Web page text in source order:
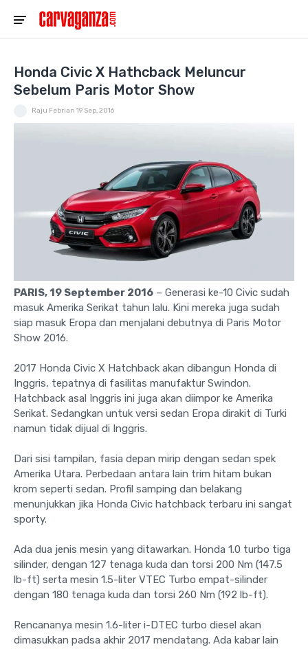
Honda Civic X Hathcback Meluncur
Sebelum Paris Motor Show
Raju Febrian 19 Sep, 2016
PARIS, 19 September 2016 – Generasi ke-10 Civic sudah
masuk Amerika Serikat tahun lalu. Kini mereka juga sudah
siap masuk Eropa dan menjalani debutnya di Paris Motor
Show 2016.
2017 Honda Civic X Hatchback akan dibangun Honda di
Inggris, tepatnya di fasilitas manufaktur Swindon.
Hatchback asal Inggris ini juga akan diimpor ke Amerika
Serikat. Sedangkan untuk versi sedan Eropa dirakit di Turki
namun tidak dijual di Inggris.
Dari sisi tampilan, fasia depan mirip dengan sedan spek
Amerika Utara. Perbedaan antara lain trim hitam bukan
krom seperti sedan. Profil samping dan belakang
menunjukkan jika Honda Civic hatchback terbaru ini sangat
sporty.
Ada dua jenis mesin yang ditawarkan. Honda 1.0 turbo tiga
silinder, dengan 127 tenaga kuda dan torsi 200 Nm (147.5
lb-ft) serta mesin 1.5-liter VTEC Turbo empat-silinder
dengan 180 tenaga kuda dan torsi 260 Nm (192 lb-ft).
Rencananya mesin 1.6-liter i-DTEC turbo diesel akan
dimasukkan padsa akhir 2017 mendatang. Ada kabar lain